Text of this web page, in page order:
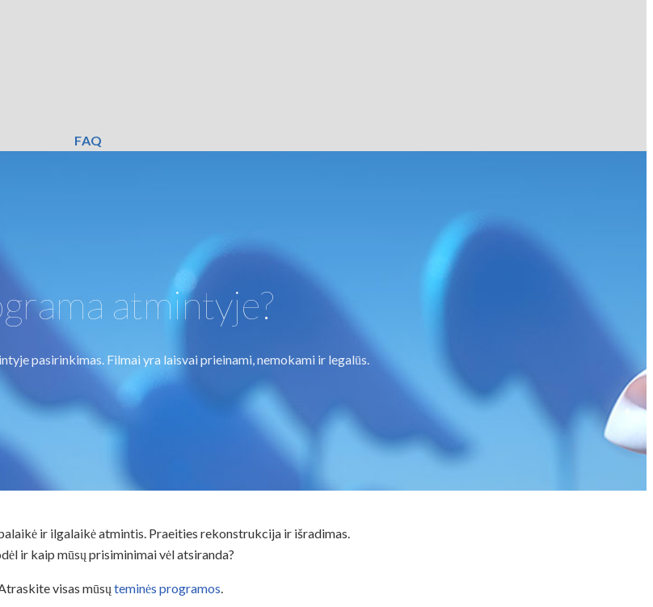
FAQ
atmintyje?
pasirinkimas. Filmai yra laisvai prieinami, nemokami ir legalūs.
ir ilgalaikė atmintis. Praeities rekonstrukcija ir išradimas.
ir kaip mūsų prisiminimai vėl atsiranda?
visas mūsų teminės programos.